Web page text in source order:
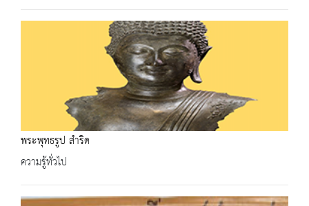
พระพุทธรูป สำริด
ความรู้ทั่วไป